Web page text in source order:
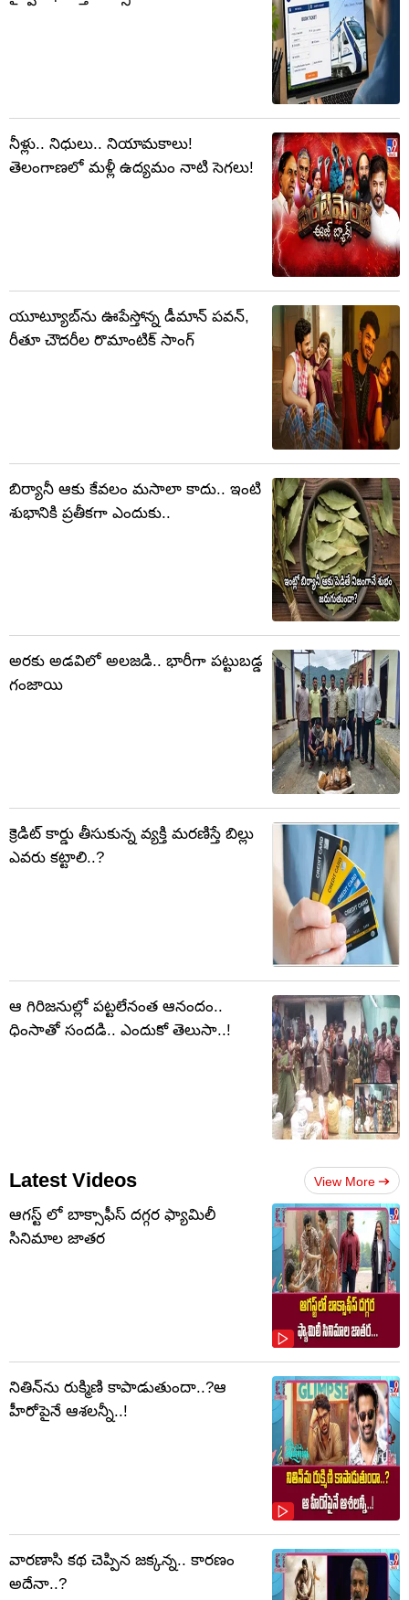
నీళ్లు.. నిధులు.. నియామకాలు!
తెలంగాణలో మళ్లీ ఉద్యమం నాటి సెగలు!
యూట్యూబ్‌ను ఊపేస్తోన్న డీమాన్ పవన్,
రీతూ చౌదరీల రొమాంటిక్ సాంగ్
బిర్యానీ ఆకు కేవలం మసాలా కాదు.. ఇంటి
శుభానికి ప్రతీకగా ఎందుకు..
అరకు అడవిలో అలజడి.. భారీగా పట్టుబడ్డ
గంజాయి
క్రెడిట్ కార్డు తీసుకున్న వ్యక్తి మరణిస్తే బిల్లు
ఎవరు కట్టాలి..?
ఆ గిరిజనుల్లో పట్టలేనంత ఆనందం..
ధింసాతో సందడి.. ఎందుకో తెలుసా..!
Latest Videos View More
ఆగస్ట్ లో బాక్సాఫీస్ దగ్గర ఫ్యామిలీ
సినిమాల జాతర
నితిన్‌ను రుక్మిణి కాపాడుతుందా..?ఆ
హీరోపైనే ఆశలన్నీ..!
వారణాసి కథ చెప్పిన జక్కన్న.. కారణం
అదేనా..?